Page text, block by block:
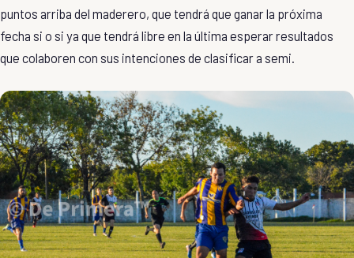
puntos arriba del maderero, que tendrá que ganar la próxima
fecha si o si ya que tendrá libre en la última esperar resultados
que colaboren con sus intenciones de clasificar a semi.